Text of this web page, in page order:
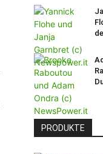
PRODUKTE